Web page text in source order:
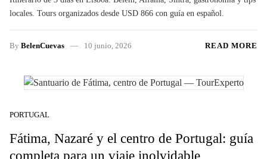
locales. Tours organizados desde USD 866 con guía en español.
By BelenCuevas 10 junio, 2026 READ MORE
PORTUGAL
Fátima, Nazaré y el centro de Portugal: guía
completa para un viaje inolvidable